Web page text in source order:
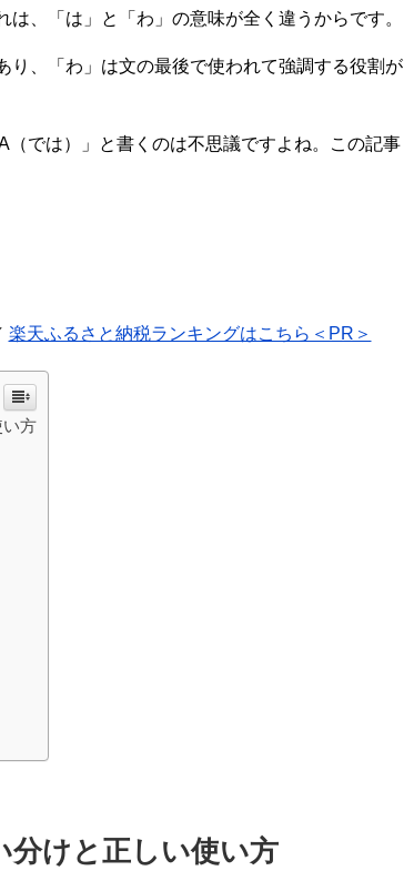
、「は」と「わ」の意味が全く違うからです。
り、「わ」は文の最後で使われて強調する役割が
では）」と書くのは不思議ですよね。この記事
楽天ふるさと納税ランキングはこちら＜PR＞
い方
分けと正しい使い方